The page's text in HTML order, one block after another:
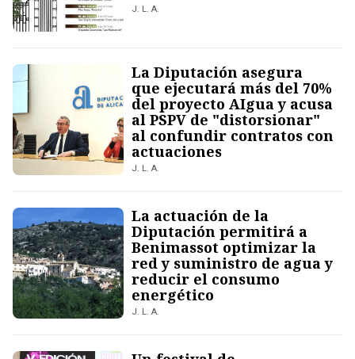
J. L. A.
La Diputación asegura
que ejecutará más del 70%
del proyecto AIgua y acusa
al PSPV de "distorsionar"
al confundir contratos con
actuaciones
J. L. A.
La actuación de la
Diputación permitirá a
Benimassot optimizar la
red y suministro de agua y
reducir el consumo
energético
J. L. A.